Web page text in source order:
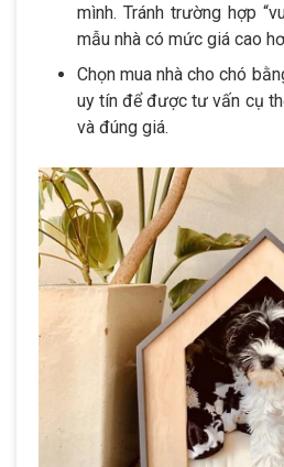
mình. Tránh trường hợp
mẫu nhà có mức giá cao
Chọn mua nhà cho chó
uy tín để được tư vấn cụ
và đúng giá.